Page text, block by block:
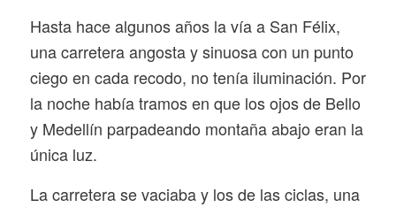
Hasta hace algunos años la vía a San Félix,
una carretera angosta y sinuosa con un punto
ciego en cada recodo, no tenía iluminación. Por
la noche había tramos en que los ojos de Bello
y Medellín parpadeando montaña abajo eran la
única luz.
La carretera se vaciaba y los de las ciclas, una